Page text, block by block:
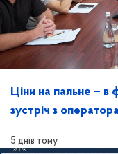
Ціни на пальне – в
зустріч з
5 днів тому